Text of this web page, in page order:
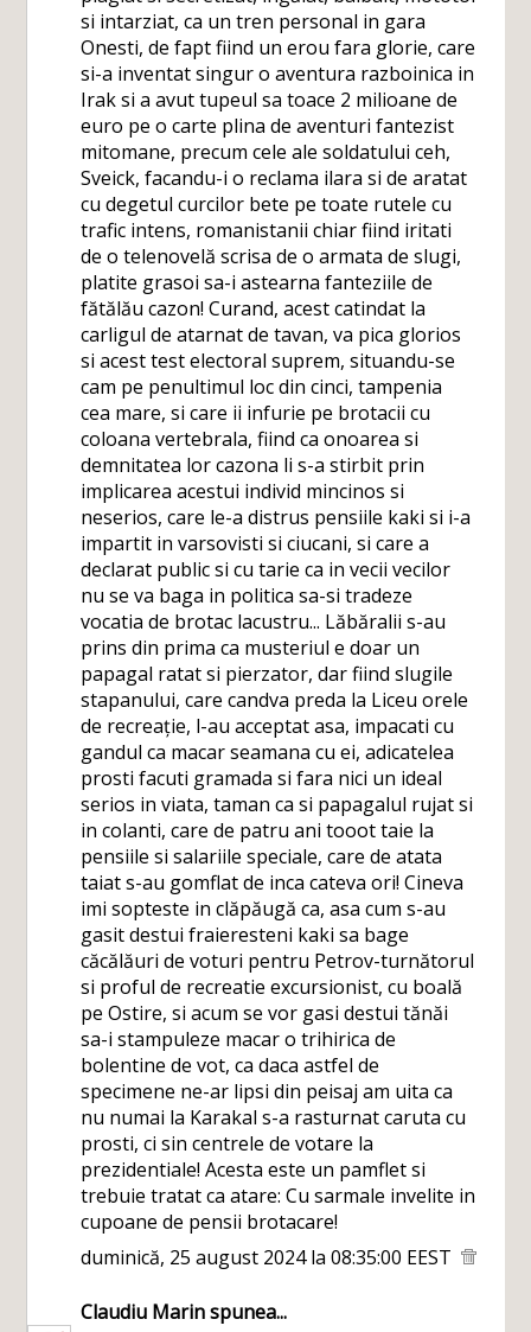
si intarziat, ca un tren personal in gara
Onesti, de fapt fiind un erou fara glorie, care
si-a inventat singur o aventura razboinica in
Irak si a avut tupeul sa toace 2 milioane de
euro pe o carte plina de aventuri fantezist
mitomane, precum cele ale soldatului ceh,
Sveick, facandu-i o reclama ilara si de aratat
cu degetul curcilor bete pe toate rutele cu
trafic intens, romanistanii chiar fiind iritati
de o telenovelă scrisa de o armata de slugi,
platite grasoi sa-i astearna fanteziile de
fătălău cazon! Curand, acest catindat la
carligul de atarnat de tavan, va pica glorios
si acest test electoral suprem, situandu-se
cam pe penultimul loc din cinci, tampenia
cea mare, si care ii infurie pe brotacii cu
coloana vertebrala, fiind ca onoarea si
demnitatea lor cazona li s-a stirbit prin
implicarea acestui individ mincinos si
neserios, care le-a distrus pensiile kaki si i-a
impartit in varsovisti si ciucani, si care a
declarat public si cu tarie ca in vecii vecilor
nu se va baga in politica sa-si tradeze
vocatia de brotac lacustru... Lăbăralii s-au
prins din prima ca musteriul e doar un
papagal ratat si pierzator, dar fiind slugile
stapanului, care candva preda la Liceu orele
de recreație, l-au acceptat asa, impacati cu
gandul ca macar seamana cu ei, adicatelea
prosti facuti gramada si fara nici un ideal
serios in viata, taman ca si papagalul rujat si
in colanti, care de patru ani tooot taie la
pensiile si salariile speciale, care de atata
taiat s-au gomflat de inca cateva ori! Cineva
imi sopteste in clăpăugă ca, asa cum s-au
gasit destui fraieresteni kaki sa bage
căcălăuri de voturi pentru Petrov-turnătorul
si proful de recreatie excursionist, cu boală
pe Ostire, si acum se vor gasi destui tănăi
sa-i stampuleze macar o trihirica de
bolentine de vot, ca daca astfel de
specimene ne-ar lipsi din peisaj am uita ca
nu numai la Karakal s-a rasturnat caruta cu
prosti, ci sin centrele de votare la
prezidentiale! Acesta este un pamflet si
trebuie tratat ca atare: Cu sarmale invelite in
cupoane de pensii brotacare!
duminică, 25 august 2024 la 08:35:00 EEST
Claudiu Marinspunea...